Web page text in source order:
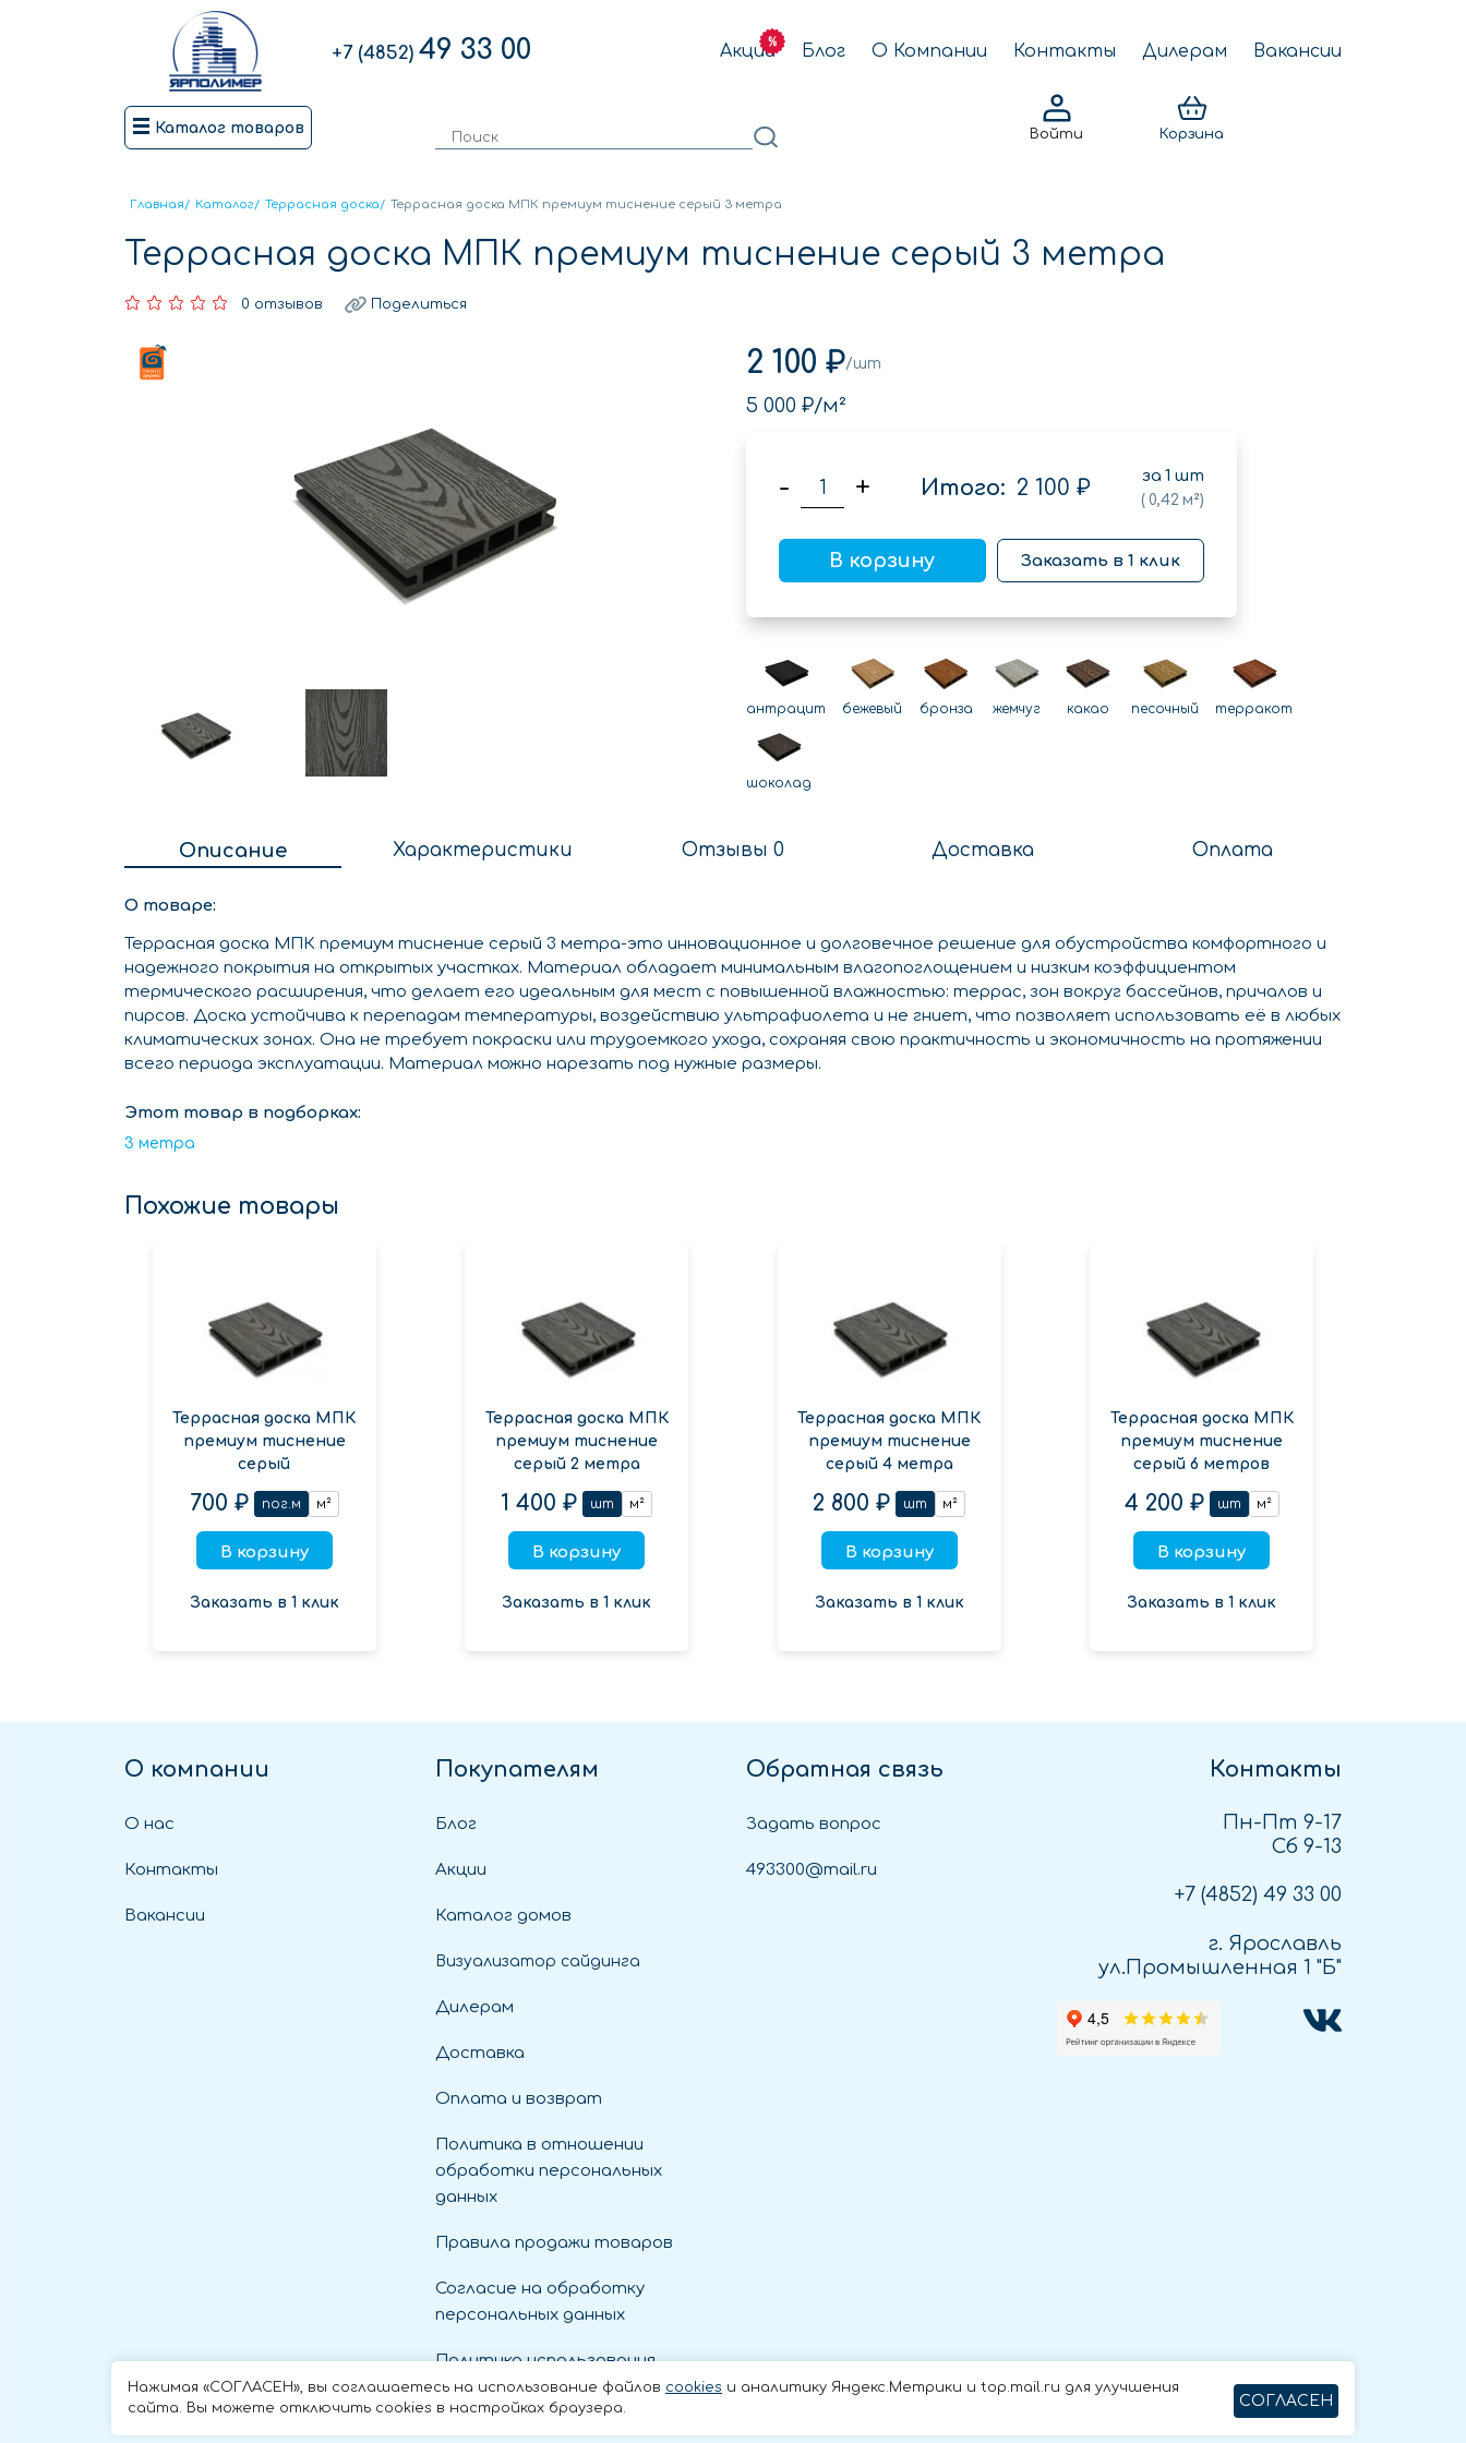
+7 (4852) 49 33 00 Акции Блог О Компании Контакты Дилерам Вакансии
Каталог товаров Войти Корзина
Главная/ Каталог/ Террасная доска/ Террасная доска МПК премиум тиснение серый 3 метра
Террасная доска МПК премиум тиснение серый 3 метра
0 отзывов Поделиться
2 100 ₽/шт
5 000 ₽/м²
- + Итого: 2 100 ₽ за 1 шт
( 0,42 м²)
В корзину Заказать в 1 клик
антрацит бежевый бронза жемчуг какао песочный терракот
шоколад
Описание Характеристики Отзывы 0 Доставка Оплата
О товаре:
Террасная доска МПК премиум тиснение серый 3 метра-это инновационное и долговечное решение для обустройства комфортного и
надежного покрытия на открытых участках. Материал обладает минимальным влагопоглощением и низким коэффициентом
термического расширения, что делает его идеальным для мест с повышенной влажностью: террас, зон вокруг бассейнов, причалов и
пирсов. Доска устойчива к перепадам температуры, воздействию ультрафиолета и не гниет, что позволяет использовать её в любых
климатических зонах. Она не требует покраски или трудоемкого ухода, сохраняя свою практичность и экономичность на протяжении
всего периода эксплуатации. Материал можно нарезать под нужные размеры.
Этот товар в подборках:
3 метра
Похожие товары
Террасная доска МПК
премиум тиснение
серый
700 ₽ пог.м м²
В корзину
Заказать в 1 клик
Террасная доска МПК
премиум тиснение
серый 2 метра
1 400 ₽ шт м²
В корзину
Заказать в 1 клик
Террасная доска МПК
премиум тиснение
серый 4 метра
2 800 ₽ шт м²
В корзину
Заказать в 1 клик
Террасная доска МПК
премиум тиснение
серый 6 метров
4 200 ₽ шт м²
В корзину
Заказать в 1 клик
Нажимая «СОГЛАСЕН», вы соглашаетесь на использование файлов cookies и аналитику Яндекс.Метрики и top.mail.ru для улучшения
сайта. Вы можете отключить cookies в настройках браузера.
СОГЛАСЕН
О компании
О нас
Контакты
Вакансии
Покупателям
Блог
Акции
Каталог домов
Визуализатор сайдинга
Дилерам
Доставка
Оплата и возврат
Политика в отношении
обработки персональных
данных
Правила продажи товаров
Согласие на обработку
персональных данных
Политика использования
cookies
Обратная связь
Задать вопрос
493300@mail.ru
Контакты
Пн-Пт 9-17
Сб 9-13
+7 (4852) 49 33 00
г. Ярославль
ул.Промышленная 1 "Б"